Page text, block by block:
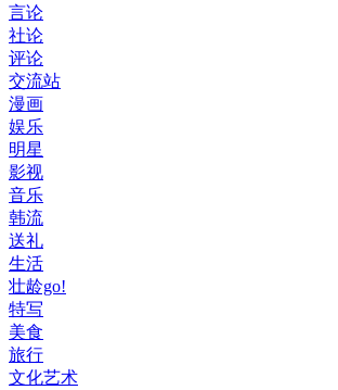
言论
社论
评论
交流站
漫画
娱乐
明星
影视
音乐
韩流
送礼
生活
壮龄go!
特写
美食
旅行
文化艺术